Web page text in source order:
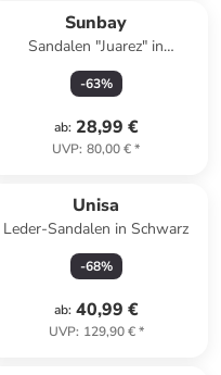
Sunbay
Sandalen "Juarez" in
Hellbraun
-63%
ab: 28,99 €
UVP: 80,00 €*
Unisa
Leder-Sandalen in Schwarz
-68%
ab: 40,99 €
UVP: 129,90 €*